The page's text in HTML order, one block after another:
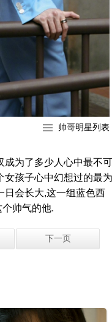
帅哥明星列表
成为了多少人心中最不
女孩子心中幻想过的最
日会长大,这一组蓝色西
帅气的他.
下一页